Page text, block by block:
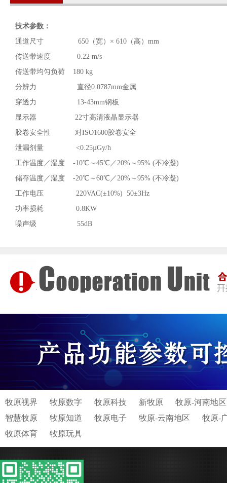
技术参数：
通道尺寸 650（宽）× 610（高）mm
传送带速度 0.22 m/s
传送带均匀负荷 180 kg
分辨力 直径0.0787mm金属
穿透力 13-43mm钢板
显示器 22寸高清液晶显示器
胶卷安全性 对ISO1600胶卷安全
泄漏剂量 <0.25µGy/h
工作温度／湿度 -10℃～45℃／20%～95% (不冷凝)
储存温度／湿度 -20℃～60℃／20%～95% (不冷凝)
工作电压 220VAC(±10%) 50±3Hz
功率损耗 0.8KW
噪声级 55dB
牧原视界 牧原数字 牧原科技 新牧原
牧原-河南地区
智慧牧原
牧原知道 牧原电子 牧原-云南地区
牧原-
牧原体育
牧原玩具